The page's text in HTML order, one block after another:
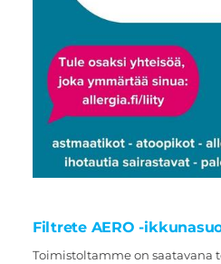
Filtrete AERO -
Toimistoltamme on saatavana